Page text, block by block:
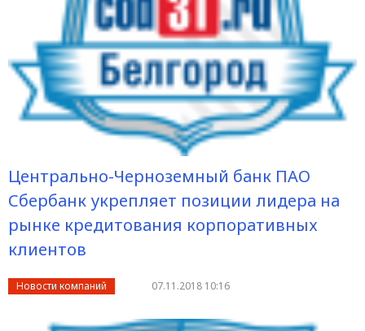
Центрально-Черноземный банк ПАО
Сбербанк укрепляет позиции лидера на
рынке кредитования корпоративных
клиентов
Новости компаний 07.11.2018 10:16